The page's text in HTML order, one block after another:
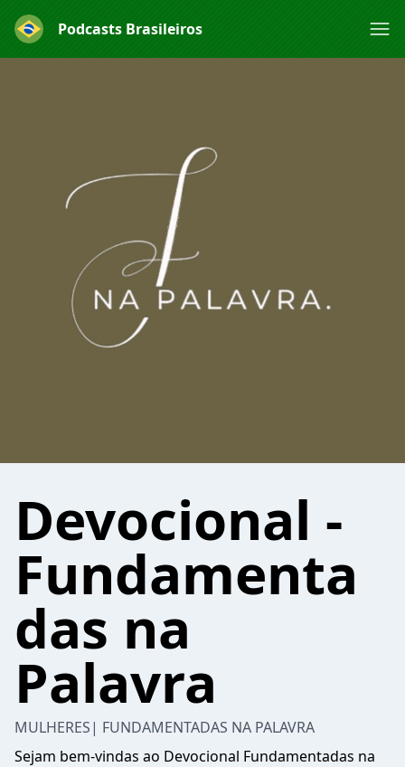
Podcasts Brasileiros
Devocional -
Fundamenta
das na
Palavra
MULHERES| FUNDAMENTADAS NA PALAVRA
Sejam bem-vindas ao Devocional Fundamentadas na